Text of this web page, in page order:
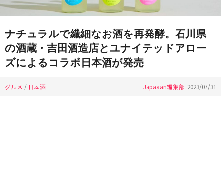
ナチュラルで繊細なお酒を再発酵。石川県
の酒蔵・吉田酒造店とユナイテッドアロー
ズによるコラボ日本酒が発売
グルメ / 日本酒 Japaaan編集部 2023/07/31